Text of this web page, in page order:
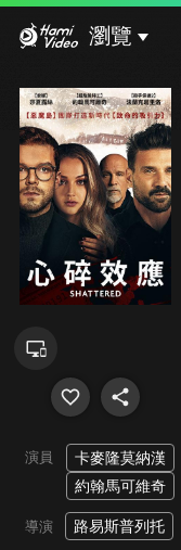
瀏覽
演員 卡麥隆莫納漢
約翰馬可維奇
導演 路易斯普列托